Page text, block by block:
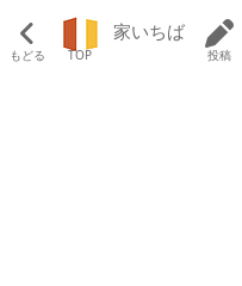
もどる TOP
家いちば
投稿